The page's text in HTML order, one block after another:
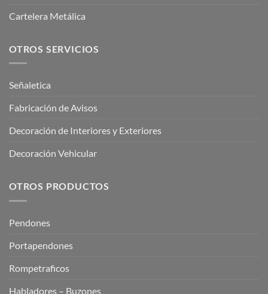
Cartelera Metálica
OTROS SERVICIOS
Señaletica
Fabricación de Avisos
Decoración de Interiores y Exteriores
Decoración Vehicular
OTROS PRODUCTOS
Pendones
Portapendones
Rompetraficos
Habladores – Buzones